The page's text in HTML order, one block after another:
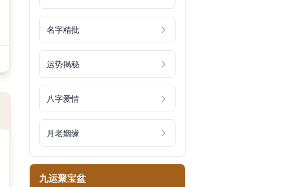
名字精批
运势揭秘
八字爱情
月老姻缘
九运聚宝盆